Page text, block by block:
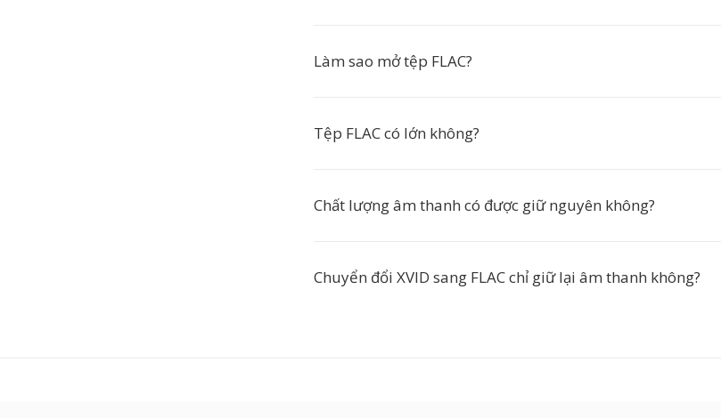
Làm sao mở tệp FLAC?
Tệp FLAC có lớn không?
Chất lượng âm thanh có được giữ nguyên không?
Chuyển đổi XVID sang FLAC chỉ giữ lại âm thanh không?